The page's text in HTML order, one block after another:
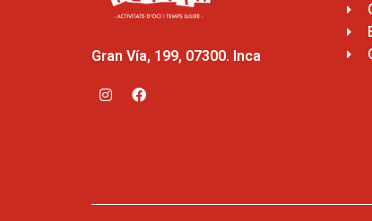
Gran Vía, 199, 07300. Inca